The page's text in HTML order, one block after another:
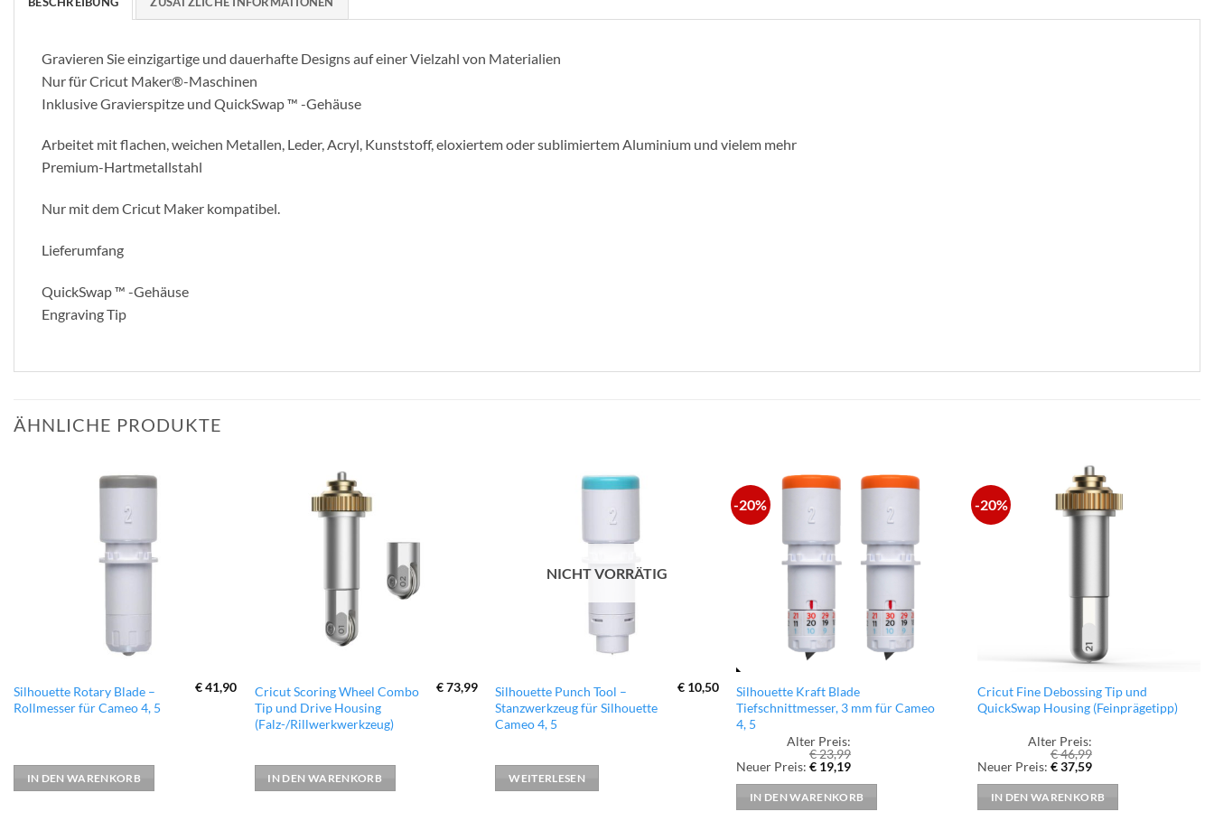
Gravieren Sie einzigartige und dauerhafte Designs auf einer Vielzahl von Materialien
Nur für Cricut Maker®-Maschinen
Inklusive Gravierspitze und QuickSwap ™ -Gehäuse
Arbeitet mit flachen, weichen Metallen, Leder, Acryl, Kunststoff, eloxiertem oder sublimiertem Aluminium und vielem mehr
Premium-Hartmetallstahl
Nur mit dem Cricut Maker kompatibel.
Lieferumfang
QuickSwap ™ -Gehäuse
Engraving Tip
ÄHNLICHE PRODUKTE
Silhouette Rotary Blade –
Rollmesser für Cameo 4, 5
€41,90
IN DEN WARENKORB
Cricut Scoring Wheel Combo
Tip und Drive Housing
(Falz-/Rillwerkwerkzeug)
€73,99
IN DEN WARENKORB
NICHT VORRÄTIG
Silhouette Punch Tool –
Stanzwerkzeug für Silhouette
Cameo 4, 5
€10,50
WEITERLESEN
-20%
Wunschliste
Silhouette Kraft Blade
Tiefschnittmesser, 3 mm für Cameo
4, 5
Alter Preis:
€23,99
Ursprünglicher
war:
€ 23,99
Neuer Preis: € 19,19Aktueller
ist:
€ 19,19.
IN DEN WARENKORB
-20%
Cricut Fine Debossing Tip und
QuickSwap Housing (Feinprägetipp)
Alter Preis:
€46,99
Ursprünglicher
war:
€ 46,99
Neuer Preis: €37,59Aktueller
ist:
€ 37,59.
IN DEN WARENKORB